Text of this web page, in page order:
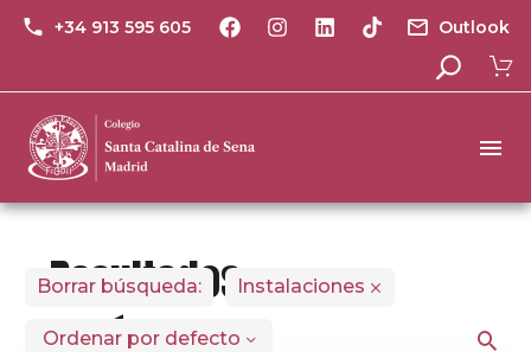
+34 913 595 605 Outlook
Resultados
de búsqueda
Borrar búsqueda: Instalaciones
Ordenar por defecto